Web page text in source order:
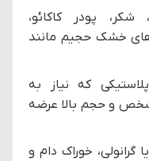
شکر، پودر کاکائو،
خشک حجیم مانند
که نیاز به
و حجم بالا عرضه
گرانولی، خوراک دام و